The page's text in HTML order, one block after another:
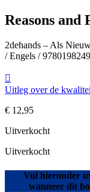
Reasons and
2dehands – Als
/ Engels /
Uitleg over de
€ 12,95
Uitverkocht
Uitverkocht
Vul hieronder
wanneer dit